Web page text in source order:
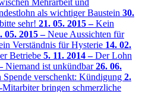
als wichtiger Baustein 30.
sehr! 21. 05. 2015 –Kein
05. 2015 –Neue Aussichten für
Verständnis für Hysterie 14. 02.
Betriebe 5. 11. 2014 –Der Lohn
Niemand ist unkündbar26. 06.
verschenkt: Kündigung 2.
bringen schmerzliche